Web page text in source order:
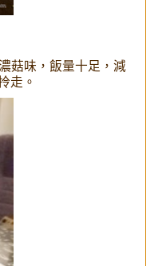
菇味，飯量十足，減
走。